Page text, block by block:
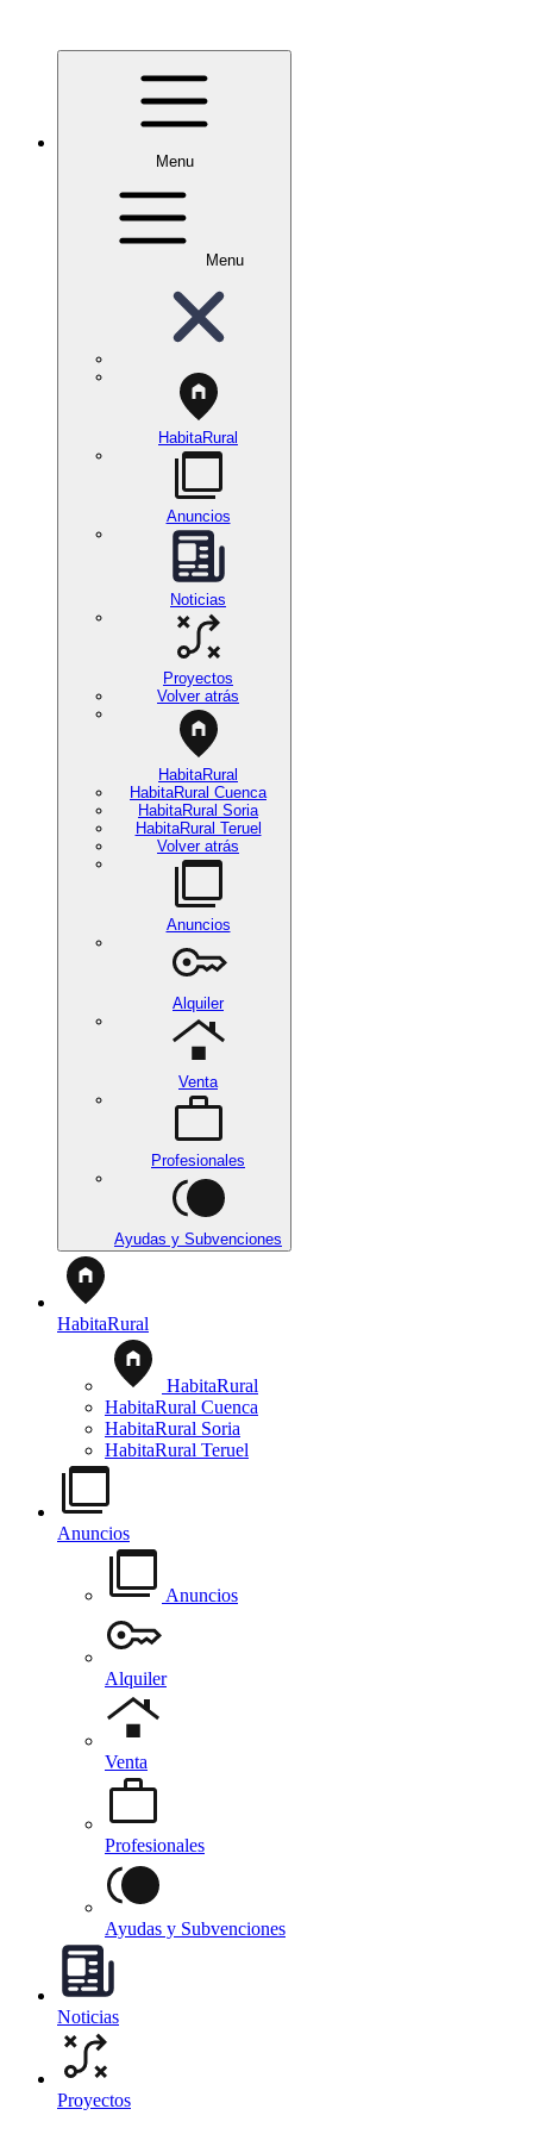
Menu
Menu
HabitaRural
Anuncios
Noticias
Proyectos
Volver atrás
HabitaRural
HabitaRural Cuenca
HabitaRural Soria
HabitaRural Teruel
Volver atrás
Anuncios
Alquiler
Venta
Profesionales
Ayudas y Subvenciones
HabitaRural
HabitaRural
HabitaRural Cuenca
HabitaRural Soria
HabitaRural Teruel
Anuncios
Anuncios
Alquiler
Venta
Profesionales
Ayudas y Subvenciones
Noticias
Proyectos